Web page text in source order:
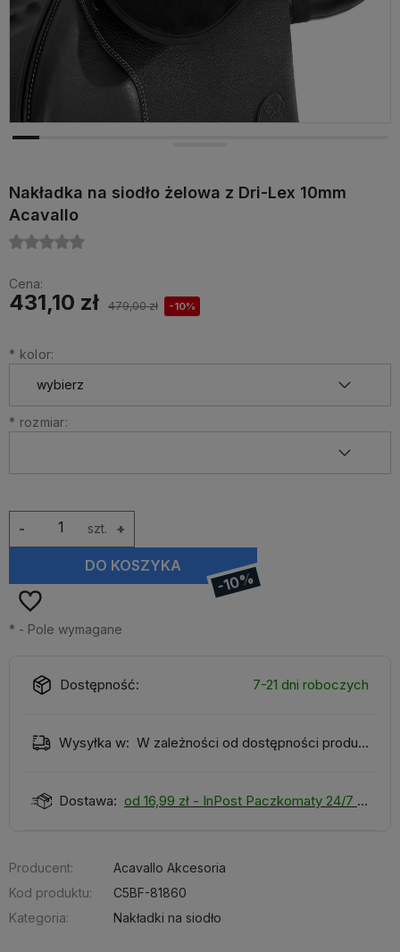
Nakładka na siodło żelowa z Dri-Lex 10mm
Acavallo
Cena:
431,10 zł 479,00 zł -10%
* kolor:
* rozmiar:
szt. +
-
DO KOSZYKA
-10%
* - Pole wymagane
Dostępność: 7-21 dni roboczych
Wysyłka w: W zależności od dostępności produktu
Dostawa: od 16,99 zł - InPost Paczkomaty 24/7
Producent:
Acavallo Akcesoria
Kod produktu:
C5BF-81860
Kategoria:
Nakładki na siodło